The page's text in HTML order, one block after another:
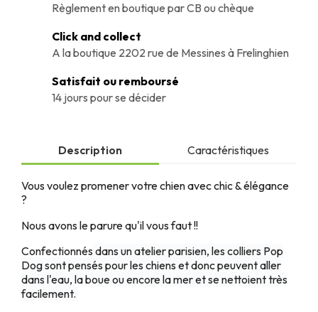
Règlement en boutique par CB ou chèque
Click and collect
A la boutique 2202 rue de Messines à Frelinghien
Satisfait ou remboursé
14 jours pour se décider
Description Caractéristiques
Vous voulez promener votre chien avec chic & élégance
?
Nous avons le parure qu'il vous faut !!
Confectionnés dans un atelier parisien, les colliers Pop
Dog sont pensés pour les chiens et donc peuvent aller
dans l'eau, la boue ou encore la mer et se nettoient très
facilement.